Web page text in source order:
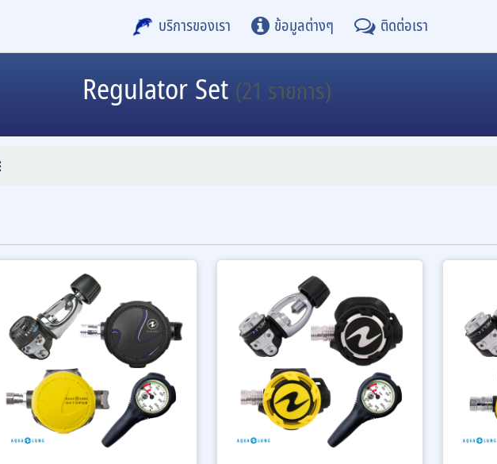
บริการของเรา ข้อมูลต่างๆ ติดต่อเรา
Regulator Set (21 รายการ)